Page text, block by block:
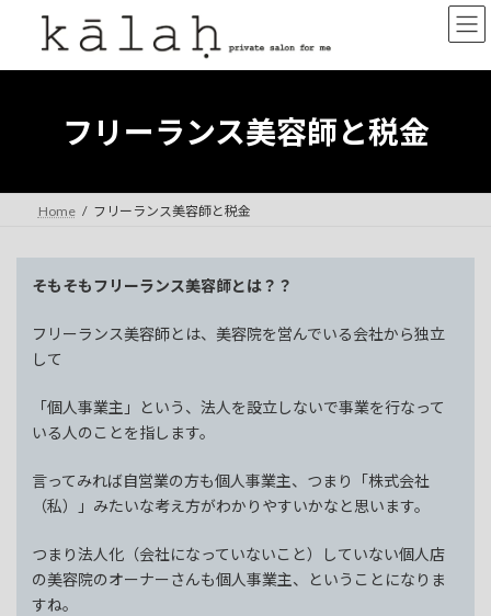
ン
ー
フリーランス美容師と税金
Home フリーランス美容師と税金
そもそもフリーランス美容師とは？？
フリーランス美容師とは、美容院を営んでいる会社から独立
して
「個人事業主」という、法人を設立しないで事業を行なって
いる人のことを指します。
言ってみれば自営業の方も個人事業主、つまり「株式会社
（私）」みたいな考え方がわかりやすいかなと思います。
つまり法人化（会社になっていないこと）していない個人店
の美容院のオーナーさんも個人事業主、ということになりま
すね。